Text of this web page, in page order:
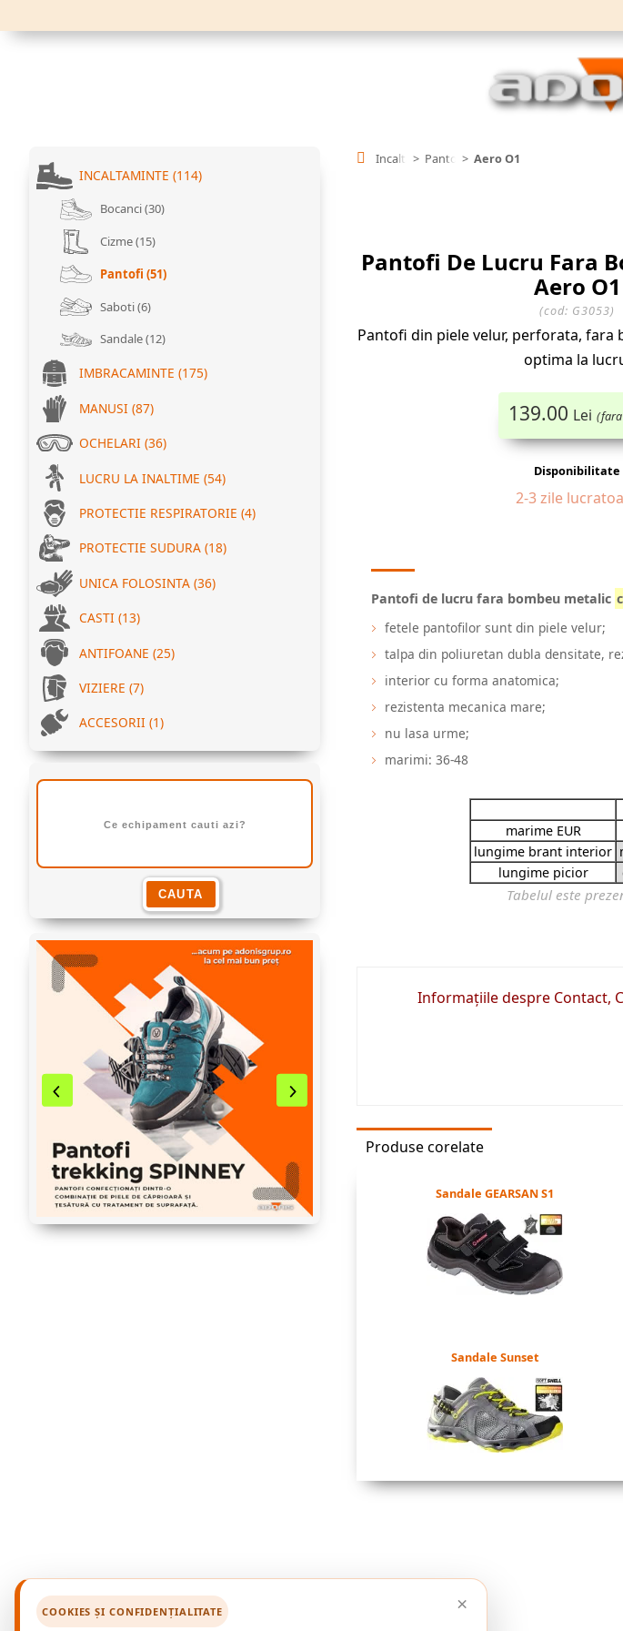
INCALTAMINTE (114)
Bocanci (30)
Cizme (15)
Pantofi (51)
Saboti (6)
Sandale (12)
IMBRACAMINTE (175)
MANUSI (87)
OCHELARI (36)
LUCRU LA INALTIME (54)
PROTECTIE RESPIRATORIE (4)
PROTECTIE SUDURA (18)
UNICA FOLOSINTA (36)
CASTI (13)
ANTIFOANE (25)
VIZIERE (7)
ACCESORII (1)
IncaltamintePantofi Aero O1
Pantofi De Lucru Fara
Aero O1
(cod: G3053)
Pantofi din piele velur, perforata,
optima la
139.00 Lei (fara
Disponibilitate
2-3 zile
Pantofi de lucru fara bombeu metalic
fetele pantofilor sunt din piele velur;
talpa din poliuretan dubla densitate,
interior cu forma anatomica;
rezistenta mecanica mare;
nu lasa urme;
marimi: 36-48
marime EUR
lungime brant interior
lungime picior
Informațiile despre Contact,
Produse corelate
Sandale GEARSAN S1
Sandale Sunset
COOKIES ȘI CONFIDENȚIALITATE ×